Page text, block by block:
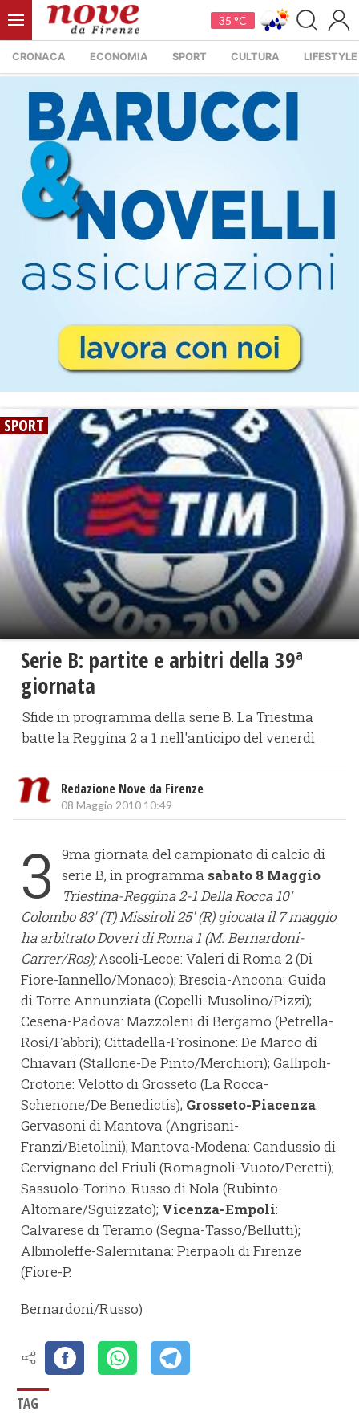
35 °C
CRONACA ECONOMIA SPORT CULTURA LIFESTYLE
SPORT
Serie B: partite e arbitri della 39ª
giornata
Sfide in programma della serie B. La Triestina
batte la Reggina 2 a 1 nell'anticipo del venerdì
Redazione Nove da Firenze
08 Maggio 2010 10:49
3
9ma giornata del campionato di calcio di
serie B, in programma sabato 8 Maggio
Triestina-Reggina 2-1 Della Rocca 10'
Colombo 83' (T) Missiroli 25' (R) giocata il 7 maggio
ha arbitrato Doveri di Roma 1 (M. Bernardoni-
Carrer/Ros);Ascoli-Lecce: Valeri di Roma 2 (Di
Fiore-Iannello/Monaco); Brescia-Ancona: Guida
di Torre Annunziata (Copelli-Musolino/Pizzi);
Cesena-Padova: Mazzoleni di Bergamo (Petrella-
Rosi/Fabbri); Cittadella-Frosinone: De Marco di
Chiavari (Stallone-De Pinto/Merchiori); Gallipoli-
Crotone: Velotto di Grosseto (La Rocca-
Schenone/De Benedictis); Grosseto-Piacenza:
Gervasoni di Mantova (Angrisani-
Franzi/Bietolini); Mantova-Modena: Candussio di
Cervignano del Friuli (Romagnoli-Vuoto/Peretti);
Sassuolo-Torino: Russo di Nola (Rubinto-
Altomare/Sguizzato); Vicenza-Empoli:
Calvarese di Teramo (Segna-Tasso/Bellutti);
Albinoleffe-Salernitana: Pierpaoli di Firenze
(Fiore-P.
Bernardoni/Russo)
TAG